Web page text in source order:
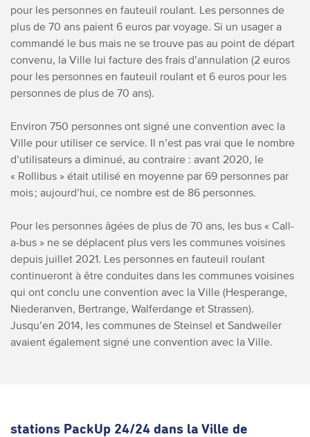
pour les personnes en fauteuil roulant. Les personnes de
plus de 70 ans paient 6 euros par voyage. Si un usager a
commandé le bus mais ne se trouve pas au point de départ
convenu, la Ville lui facture des frais d’annulation (2 euros
pour les personnes en fauteuil roulant et 6 euros pour les
personnes de plus de 70 ans).
Environ 750 personnes ont signé une convention avec la
Ville pour utiliser ce service. Il n’est pas vrai que le nombre
d’utilisateurs a diminué, au contraire : avant 2020, le
« Rollibus » était utilisé en moyenne par 69 personnes par
mois ; aujourd’hui, ce nombre est de 86 personnes.
Pour les personnes âgées de plus de 70 ans, les bus « Call-
a-bus » ne se déplacent plus vers les communes voisines
depuis juillet 2021. Les personnes en fauteuil roulant
continueront à être conduites dans les communes voisines
qui ont conclu une convention avec la Ville (Hesperange,
Niederanven, Bertrange, Walferdange et Strassen).
Jusqu’en 2014, les communes de Steinsel et Sandweiler
avaient également signé une convention avec la Ville.
stations PackUp 24/24 dans la Ville de